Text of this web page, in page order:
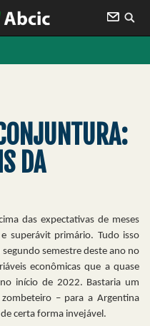
DA
das expectativas de meses
superávit primário. Tudo isso
semestre deste ano no
econômicas que a quase
início de 2022. Bastaria um
– para a Argentina
certa forma invejável.